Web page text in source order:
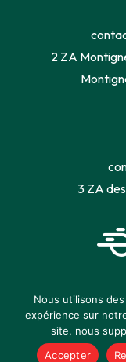
Nous utilisons
expérience sur
site, nous
Accepter
2 ZA
3 ZA